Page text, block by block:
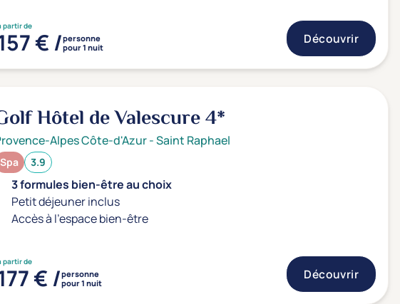
partir de
€ /personne
pour 1 nuit
Découvrir
Hôtel de Valescure4*
Alpes Côte-d'Azur-Saint Raphael
Spa 3.9
3 formules bien-être au choix
Petit déjeuner inclus
Accès à l'espace bien-être
partir de
€ /personne
pour 1 nuit
Découvrir